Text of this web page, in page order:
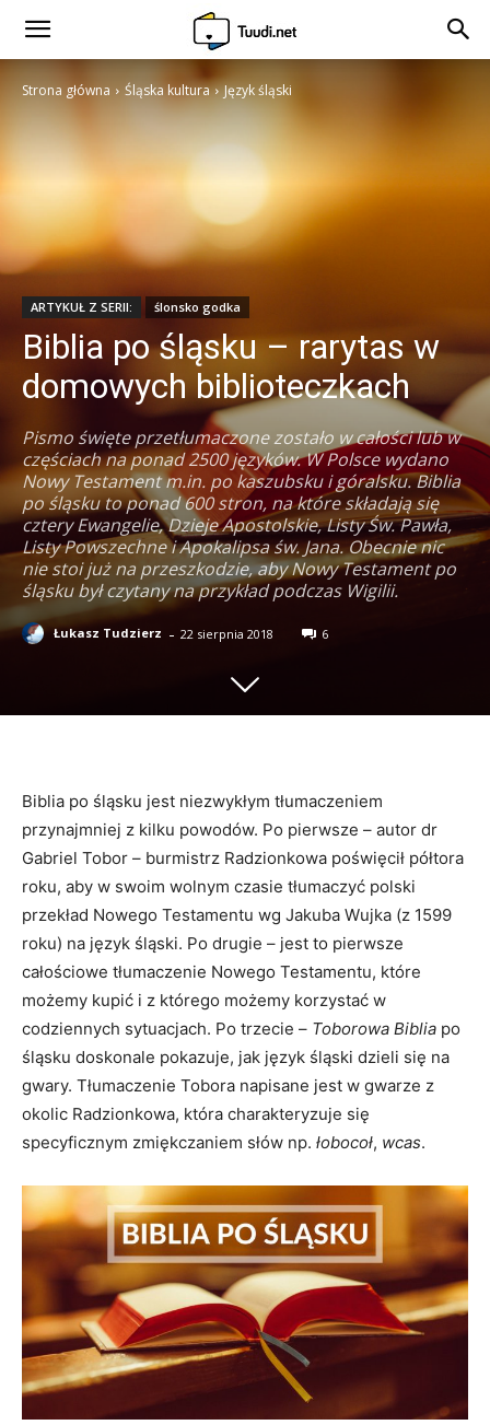
Strona główna Śląska kultura Język śląski
ARTYKUŁ Z SERII: ślonsko godka
Biblia po śląsku – rarytas w
domowych biblioteczkach
Pismo święte przetłumaczone zostało w całości lub w
częściach na ponad 2500 języków. W Polsce wydano
Nowy Testament m.in. po kaszubsku i góralsku. Biblia
po śląsku to ponad 600 stron, na które składają się
cztery Ewangelie, Dzieje Apostolskie, Listy Św. Pawła,
Listy Powszechne i Apokalipsa św. Jana. Obecnie nic
nie stoi już na przeszkodzie, aby Nowy Testament po
śląsku był czytany na przykład podczas Wigilii.
Łukasz Tudzierz - 22 sierpnia 2018 6
Biblia po śląsku jest niezwykłym tłumaczeniem
przynajmniej z kilku powodów. Po pierwsze – autor dr
Gabriel Tobor – burmistrz Radzionkowa poświęcił półtora
roku, aby w swoim wolnym czasie tłumaczyć polski
przekład Nowego Testamentu wg Jakuba Wujka (z 1599
roku) na język śląski. Po drugie – jest to pierwsze
całościowe tłumaczenie Nowego Testamentu, które
możemy kupić i z którego możemy korzystać w
codziennych sytuacjach. Po trzecie – Toborowa Biblia po
śląsku doskonale pokazuje, jak język śląski dzieli się na
gwary. Tłumaczenie Tobora napisane jest w gwarze z
okolic Radzionkowa, która charakteryzuje się
specyficznym zmiękczaniem słów np. łobocoł, wcas.